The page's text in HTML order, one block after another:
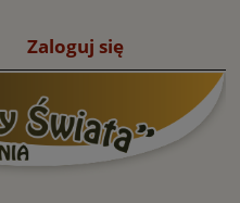
Zaloguj się